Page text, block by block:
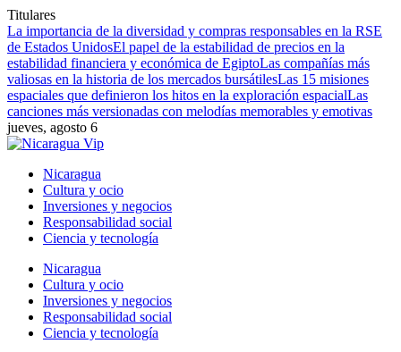
Titulares
La importancia de la diversidad y compras responsables en la RSE
de Estados UnidosEl papel de la estabilidad de precios en la
estabilidad financiera y económica de EgiptoLas compañías más
valiosas en la historia de los mercados bursátilesLas 15 misiones
espaciales que definieron los hitos en la exploración espacialLas
canciones más versionadas con melodías memorables y emotivas
jueves, agosto 6
Nicaragua
Cultura y ocio
Inversiones y negocios
Responsabilidad social
Ciencia y tecnología
Nicaragua
Cultura y ocio
Inversiones y negocios
Responsabilidad social
Ciencia y tecnología